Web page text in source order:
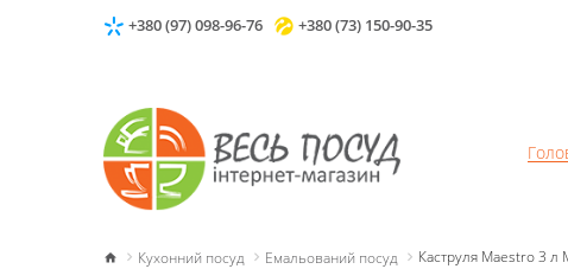
+380 (97) 098-96-76 +380 (73) 150-90-35
Кухонний посуд Емальований посуд Каструля Maestro 3 л